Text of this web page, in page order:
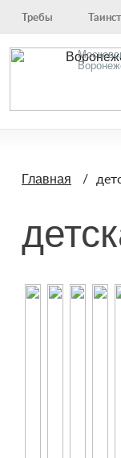
Требы
Главная